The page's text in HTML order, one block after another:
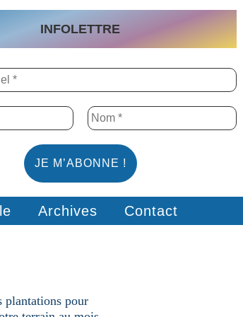
INFOLETTRE
Archives Contact
plantations pour